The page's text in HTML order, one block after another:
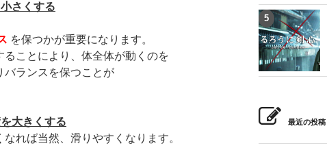
さくする
を保つかが重要になります。
ことにより、体全体が動くのを
ランスを保つことが
大きくする
れば当然、滑りやすくなります。
最近の投稿